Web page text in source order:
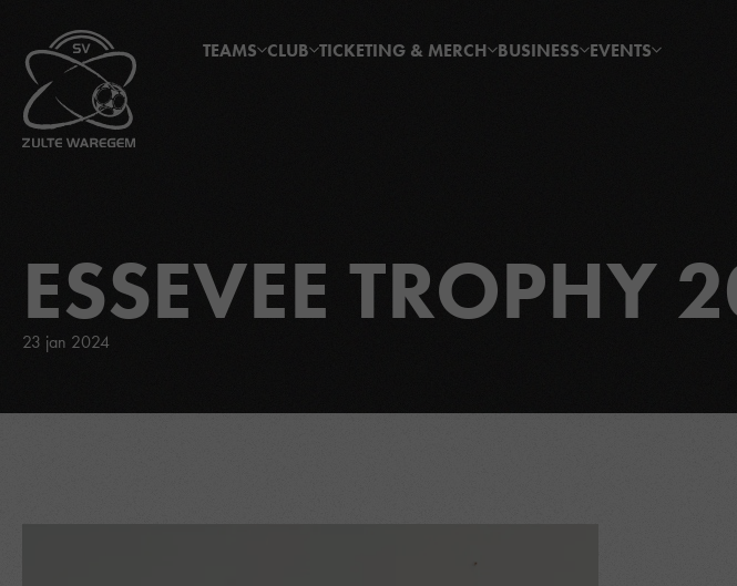
TEAMS CLUB TICKETING & MERCH BUSINESS EVENTS
ESSEVEE TROPHY
23 jan 2024